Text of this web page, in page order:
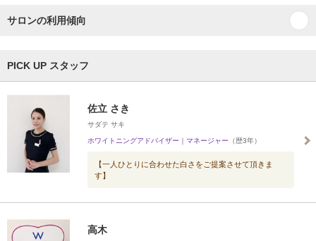
サロンの利用傾向
PICK UP スタッフ
佐立 さき
サダテ サキ
ホワイトニングアドバイザー｜マネージャー （歴3年）
【一人ひとりに合わせた白さをご提案させて頂きま
す】
高木